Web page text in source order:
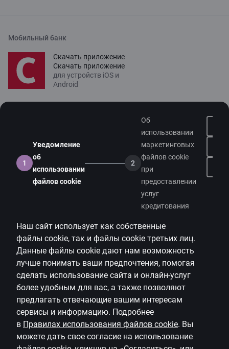
1
Уведомление
об
использовании
файлов cookie
2
Об
использовании
маркетинговых
файлов cookie
при
предоставлении
услуг
кредитования
Наш сайт использует как собственные
файлы cookie, так и файлы cookie третьих лиц.
Данные файлы cookie дают нам возможность
лучше понимать ваши предпочтения, помогая
сделать использование сайта и онлайн-услуг
более удобным для вас, а также позволяют
предлагать отвечающие вашим интересам
сервисы и информацию. Подробнее
в Правилах использования файлов cookie. Вы
можете дать свое согласие на использование
Мобильный банк
Скачать приложение
Скачать приложение
для устройств iOS и
Android
Поддержка клиентов
Citadele
О банке
Карьера
Citadele блог
Правила пользования страницей
Настройки файлов cookie
Обработка и защита персональных данных